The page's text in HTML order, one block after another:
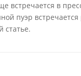
встречается в
пуэр
статье.